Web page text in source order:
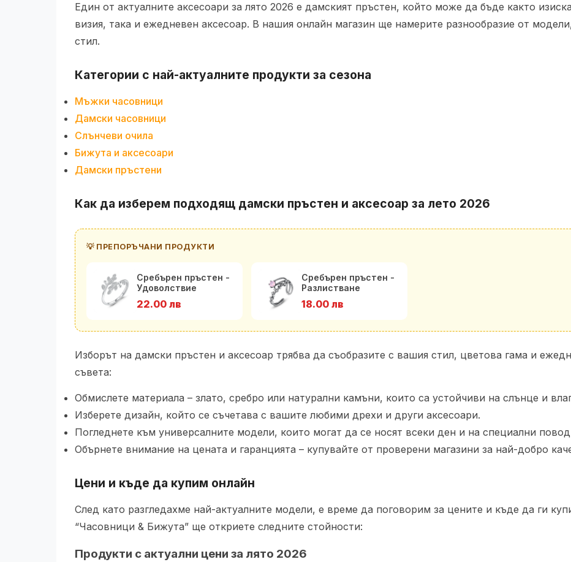
Един от актуалните аксесоари за лято 2026 е дамският пръстен, който може да бъде както
визия, така и ежедневен аксесоар. В нашия онлайн магазин ще намерите разнообразие от
стил.
Категории с най-актуалните продукти за сезона
Мъжки часовници
Дамски часовници
Слънчеви очила
Бижута и аксесоари
Дамски пръстени
Как да изберем подходящ дамски пръстен и аксесоар за лето 2026
💡 ПРЕПОРЪЧАНИ ПРОДУКТИ
Сребърен пръстен -
Удоволствие
22.00 лв
Сребърен пръстен -
Разлистване
18.00 лв
Изборът на дамски пръстен и аксесоар трябва да съобразите с вашия стил, цветова гама и
съвета:
Обмислете материала – злато, сребро или натурални камъни, които са устойчиви на слънце и
Изберете дизайн, който се съчетава с вашите любими дрехи и други аксесоари.
Погледнете към универсалните модели, които могат да се носят всеки ден и на специални
Обърнете внимание на цената и гаранцията – купувайте от проверени магазини за най-добро
Цени и къде да купим онлайн
След като разгледахме най-актуалните модели, е време да поговорим за цените и къде да ги
“Часовници & Бижута” ще откриете следните стойности:
Продукти с актуални цени за лято 2026